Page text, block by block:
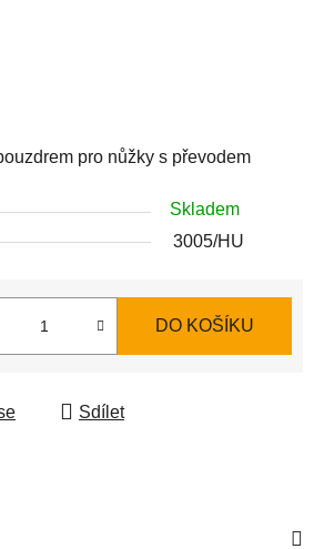
pro nůžky s převodem
Skladem
3005/HU
DO KOŠÍKU
Sdílet